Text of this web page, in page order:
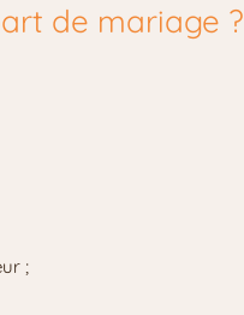
de mariage ?
;